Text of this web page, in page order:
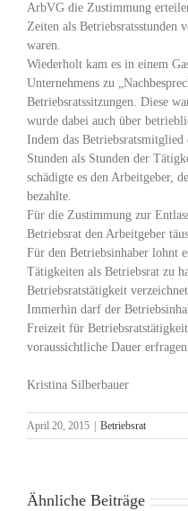
ArbVG die Zustimmung
Zeiten als Betriebsratsstunden
waren.
Wiederholt kam es in einem
Unternehmens zu
Betriebsratssitzungen. Diese
wurde dabei auch über
Indem das Betriebsratsmitglied
Stunden als Stunden der
schädigte es den Arbeitgeber,
bezahlte.
Für die Zustimmung zur
Betriebsrat den Arbeitgeber
Für den Betriebsinhaber lohnt
Tätigkeiten als Betriebsrat zu
Betriebsratstätigkeit
Immerhin darf der
Freizeit für
voraussichtliche Dauer
Kristina Silberbauer
April 20, 2015 Betriebsrat
Ähnliche Beiträge